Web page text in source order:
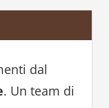
a
dal
. Un team di